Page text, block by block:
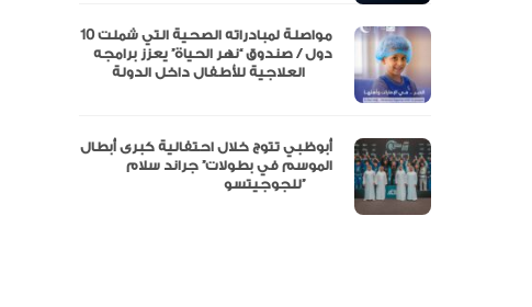
مواصلة لمبادراته الصحية التي شملت 10
دول / صندوق “نهر الحياة” يعزز برامجه
أبوظبي تتوج خلال احتفالية كبرى أبطال
الموسم في بطولات” جراند سلام
للجوجيتسو”